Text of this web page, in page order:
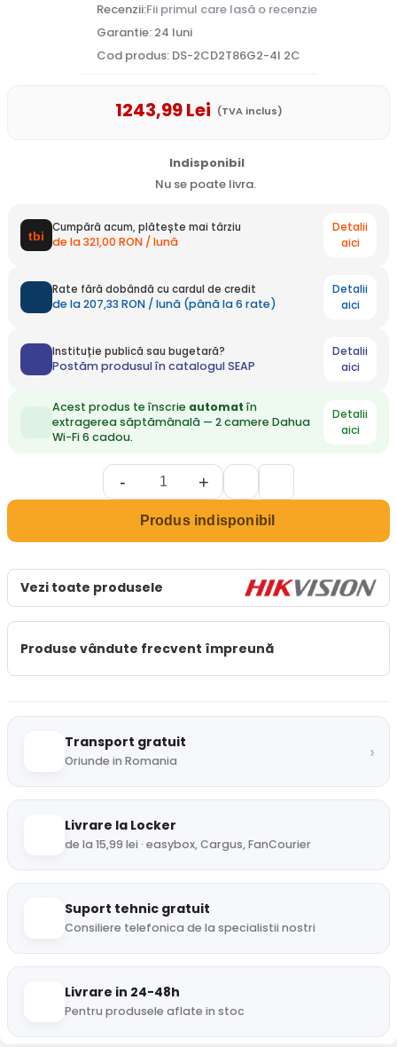
Recenzii:Fii primul care lasă o recenzie
Garantie: 24 luni
Cod produs: DS-2CD2T86G2-4I 2C
1243,99Lei (TVA inclus)
Indisponibil
Nu se poate livra.
Cumpără acum, plătește mai târziu
de la 321,00 RON / lună
Detalii
aici
Rate fără dobândă cu cardul de credit
de la 207,33 RON / lună (până la 6 rate)
Detalii
aici
Instituție publică sau bugetară?
Postăm produsul în catalogul SEAP
Detalii
aici
Acest produs te înscrie automat în
extragerea săptămânală — 2 camere Dahua
Wi-Fi 6 cadou.
Detalii
aici
- +
Produs indisponibil
Vezi toate produsele
Produse vândute frecvent împreună
Transport gratuit
Oriunde in Romania ›
Livrare la Locker
de la 15,99 lei · easybox, Cargus, FanCourier
Suport tehnic gratuit
Consiliere telefonica de la specialistii nostri
Livrare in 24-48h
Pentru produsele aflate in stoc